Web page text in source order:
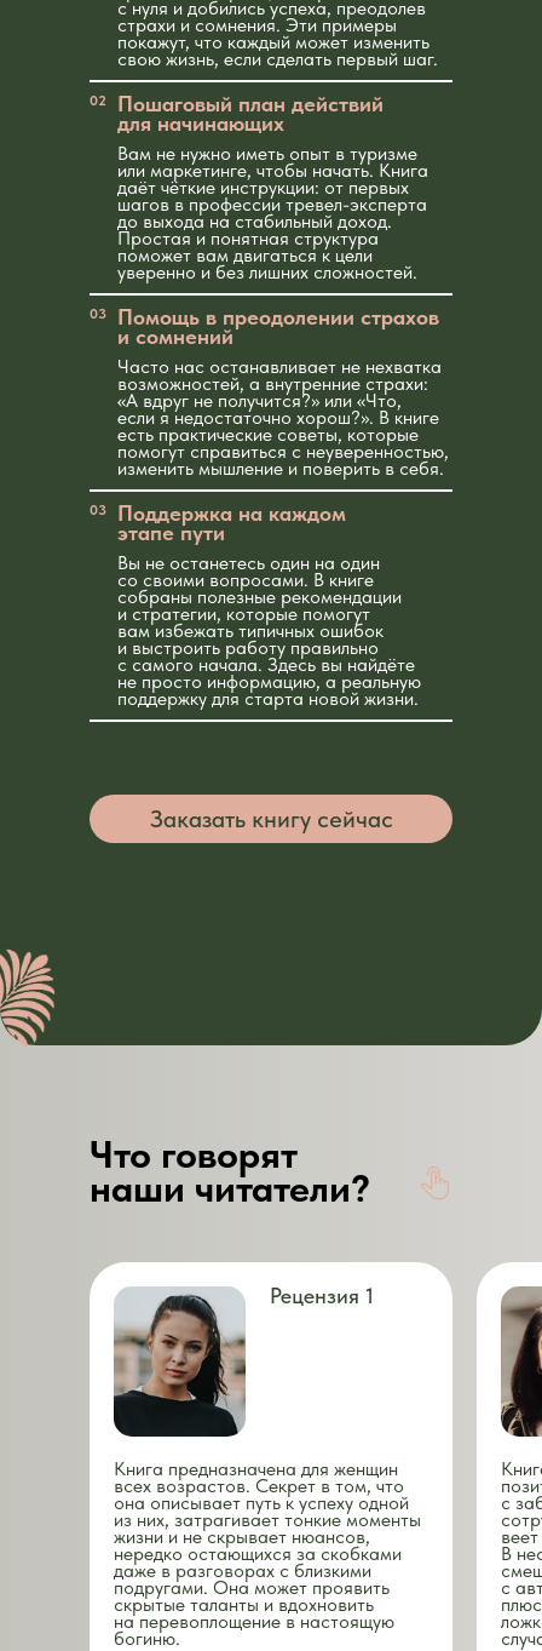
с нуля и добились успеха, преодолев
страхи и сомнения. Эти примеры
покажут, что каждый может изменить
свою жизнь, если сделать первый шаг.
Вам не нужно иметь опыт в туризме
или маркетинге, чтобы начать. Книга
даёт чёткие инструкции: от первых
шагов в профессии тревел-эксперта
до выхода на стабильный доход.
Простая и понятная структура
поможет вам двигаться к цели
уверенно и без лишних сложностей.
Часто нас останавливает не нехватка
возможностей, а внутренние страхи:
«А вдруг не получится?» или «Что,
если я недостаточно хорош?». В книге
есть практические советы, которые
помогут справиться с неуверенностью,
изменить мышление и поверить в себя.
Вы не останетесь один на один
со своими вопросами. В книге
собраны полезные рекомендации
и стратегии, которые помогут
вам избежать типичных ошибок
и выстроить работу правильно
с самого начала. Здесь вы найдёте
не просто информацию, а реальную
поддержку для старта новой жизни.
02 Пошаговый план действий
для начинающих
03 Помощь в преодолении страхов
и сомнений
03 Поддержка на каждом
этапе пути
Заказать книгу сейчас
Что говорят
наши читатели?
с
В
с
Рецензия 1
Книга предназначена для женщин
всех возрастов. Секрет в том, что
она описывает путь к успеху одной
из них, затрагивает тонкие моменты
жизни и не скрывает нюансов,
нередко остающихся за скобками
даже в разговорах с близкими
подругами. Она может проявить
скрытые таланты и вдохновить
на перевоплощение в настоящую
богиню.